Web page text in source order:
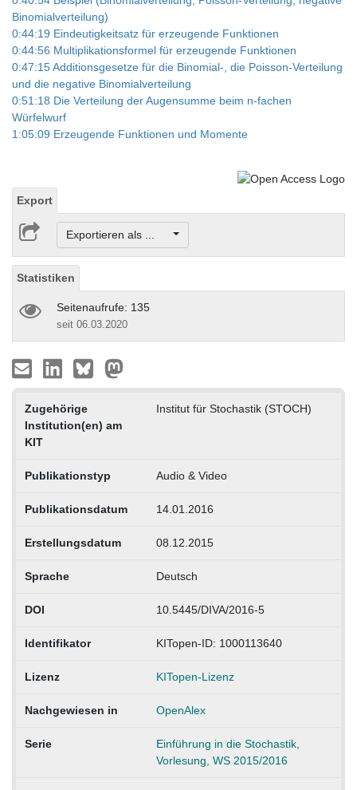
Binomialverteilung)
0:44:19 Eindeutigkeitsatz für erzeugende Funktionen
0:44:56 Multiplikationsformel für erzeugende Funktionen
0:47:15 Additionsgesetze für die Binomial-, die Poisson-Verteilung
und die negative Binomialverteilung
0:51:18 Die Verteilung der Augensumme beim n-fachen
Würfelwurf
1:05:09 Erzeugende Funktionen und Momente
Export
Exportieren als ...
Statistiken
Seitenaufrufe: 135
seit 06.03.2020
Zugehörige
Institution(en) am
KIT
Institut für Stochastik (STOCH)
Publikationstyp Audio & Video
Publikationsdatum 14.01.2016
Erstellungsdatum 08.12.2015
Sprache Deutsch
DOI 10.5445/DIVA/2016-5
Identifikator KITopen-ID: 1000113640
Lizenz KITopen-Lizenz
Nachgewiesen in OpenAlex
Serie
Einführung in die Stochastik,
Vorlesung, WS 2015/2016